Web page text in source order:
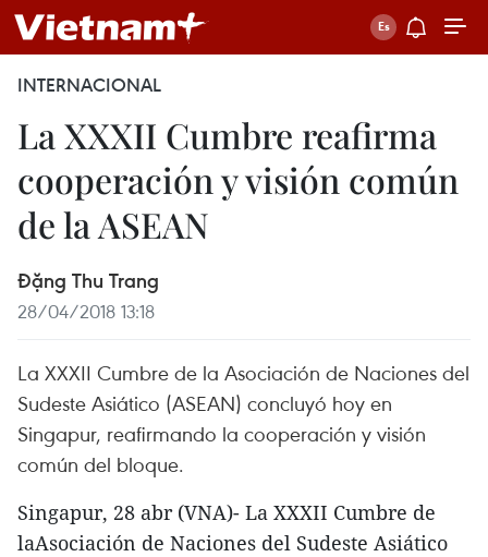
INTERNACIONAL
La XXXII Cumbre reafirma
cooperación y visión común
de la ASEAN
Đặng Thu Trang
28/04/2018 13:18
La XXXII Cumbre de la Asociación de Naciones del
Sudeste Asiático (ASEAN) concluyó hoy en
Singapur, reafirmando la cooperación y visión
común del bloque.
Singapur, 28 abr (VNA)- La XXXII Cumbre de
laAsociación de Naciones del Sudeste Asiático